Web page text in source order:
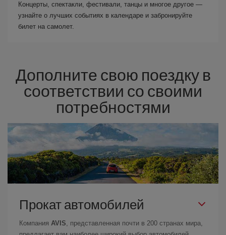
Концерты, спектакли, фестивали, танцы и многое другое —
узнайте о лучших событиях в календаре и забронируйте
билет на самолет.
Дополните свою поездку в
соответствии со своими
потребностями
Прокат автомобилей
Компания AVIS, представленная почти в 200 странах мира,